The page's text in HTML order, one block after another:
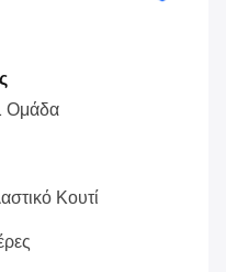
Ομάδα
Κουτί